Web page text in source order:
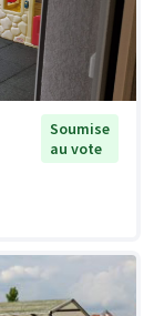
Soumise
au vote